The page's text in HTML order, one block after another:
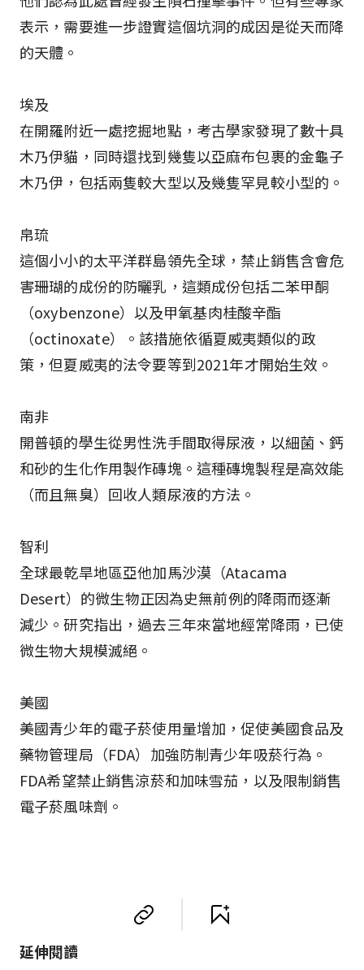
表示，需要進一步證實這個坑洞的成因是從天而降
的天體。
埃及
在開羅附近一處挖掘地點，考古學家發現了數十具
木乃伊貓，同時還找到幾隻以亞麻布包裹的金龜子
木乃伊，包括兩隻較大型以及幾隻罕見較小型的。
帛琉
這個小小的太平洋群島領先全球，禁止銷售含會危
害珊瑚的成份的防曬乳，這類成份包括二苯甲酮
（oxybenzone）以及甲氧基肉桂酸辛酯
（octinoxate）。該措施依循夏威夷類似的政
策，但夏威夷的法令要等到2021年才開始生效。
南非
開普頓的學生從男性洗手間取得尿液，以細菌、鈣
和砂的生化作用製作磚塊。這種磚塊製程是高效能
（而且無臭）回收人類尿液的方法。
智利
全球最乾旱地區亞他加馬沙漠（Atacama
Desert）的微生物正因為史無前例的降雨而逐漸
減少。研究指出，過去三年來當地經常降雨，已使
微生物大規模滅絕。
美國
美國青少年的電子菸使用量增加，促使美國食品及
藥物管理局（FDA）加強防制青少年吸菸行為。
FDA希望禁止銷售涼菸和加味雪茄，以及限制銷售
電子菸風味劑。
延伸閱讀